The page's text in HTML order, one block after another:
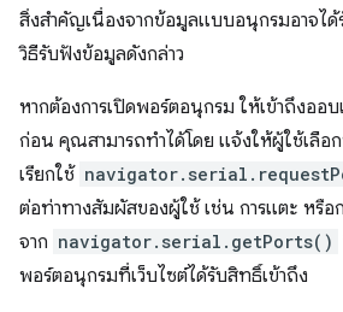
สิ่งสำคัญเนื่องจากข้อมูลแบบอนุกรมอาจได้
วิธีรับฟังข้อมูลดังกล่าว
หากต้องการเปิดพอร์ตอนุกรม ให้เข้าถึงออ
ก่อน คุณสามารถทำได้โดย แจ้งให้ผู้ใช้เลือ
เรียกใช้
ต่อท่าทางสัมผัสของผู้ใช้ เช่น การแตะ หรือ
จาก navigator.serial.getPorts()
พอร์ตอนุกรมที่เว็บไซต์ได้รับสิทธิ์เข้าถึง